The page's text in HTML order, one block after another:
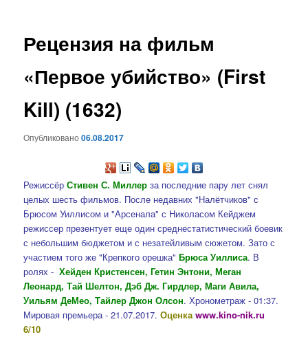
основному
Рецензия на фильм
«Первое убийство» (First
Kill) (1632)
Опубликовано06.08.2017
РежиссёрСтивен С. Миллер за последние пару лет снял
целых шесть фильмов. После недавних "Налётчиков" с
Брюсом Уиллисом и "Арсенала" с Николасом Кейджем
режиссер презентует еще один среднестатистический боевик
с небольшим бюджетом и с незатейливым сюжетом. Зато с
участием того же "Крепкого орешка" Брюса Уиллиса. В
ролях - Хейден Кристенсен, Гетин Энтони, Меган
Леонард, Тай Шелтон, Дэб Дж. Гирдлер, Маги Авила,
Уильям ДеМео, Тайлер Джон Олсон. Хронометраж - 01:37.
Мировая премьера - 21.07.2017. Оценкаwww.kino-nik.ru
6/10